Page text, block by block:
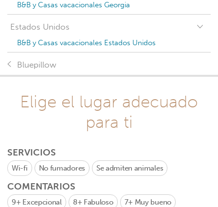
B&B y Casas vacacionales Georgia
Estados Unidos
B&B y Casas vacacionales Estados Unidos
Bluepillow
Elige el lugar adecuado
para ti
SERVICIOS
Wi-fi No fumadores Se admiten animales
COMENTARIOS
9+ Excepcional 8+ Fabuloso 7+ Muy bueno